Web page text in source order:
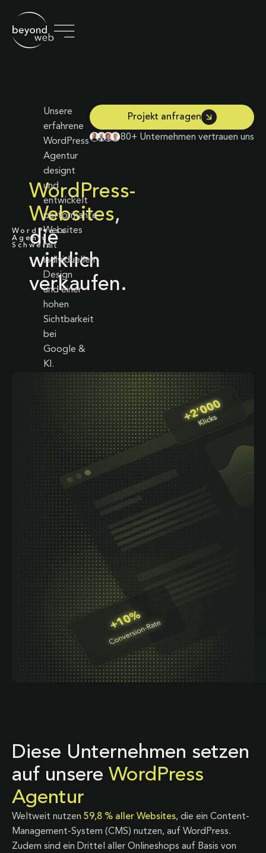
WordPress
Agentur
Schweiz
WordPress-
Websites,
die
wirklich
verkaufen.
Unsere
erfahrene
WordPress
Agentur
designt
und
entwickelt
performante
Websites
mit
individuellem
Design
und einer
hohen
Sichtbarkeit
bei
Google &
KI.
Projekt anfragen
80+ Unternehmen vertrauen uns
Diese Unternehmen setzen
auf unsere WordPress
Agentur
Weltweit nutzen 59,8 % aller Websites, die ein Content-
Management-System (CMS) nutzen, auf WordPress.
Zudem sind ein Drittel aller Onlineshops auf Basis von